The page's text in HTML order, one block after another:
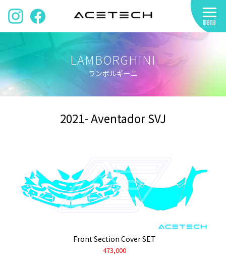
LAMBORGHINI
ランボルギーニ
2021- Aventador SVJ
Front Section Cover SET
473,000